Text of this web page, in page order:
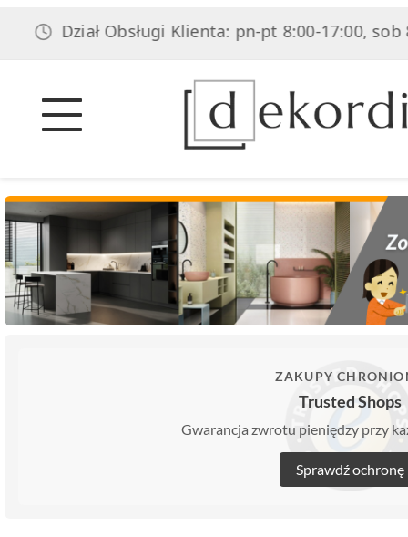
Obsługi Klienta: pn-pt 8:00-17:00, sob 8:00-
ZAKUPY
Trusted Shops
Gwarancja zwrotu pieniędzy przy
Sprawdź ochronę